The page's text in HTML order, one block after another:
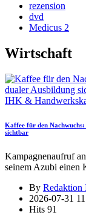
rezension
dvd
Medicus 2
Wirtschaft
IHK &
Kaffee für den
sichtbar
Kampagnenaufruf
seinem Azubi einen
By Redaktion
2026-07-31
Hits 91